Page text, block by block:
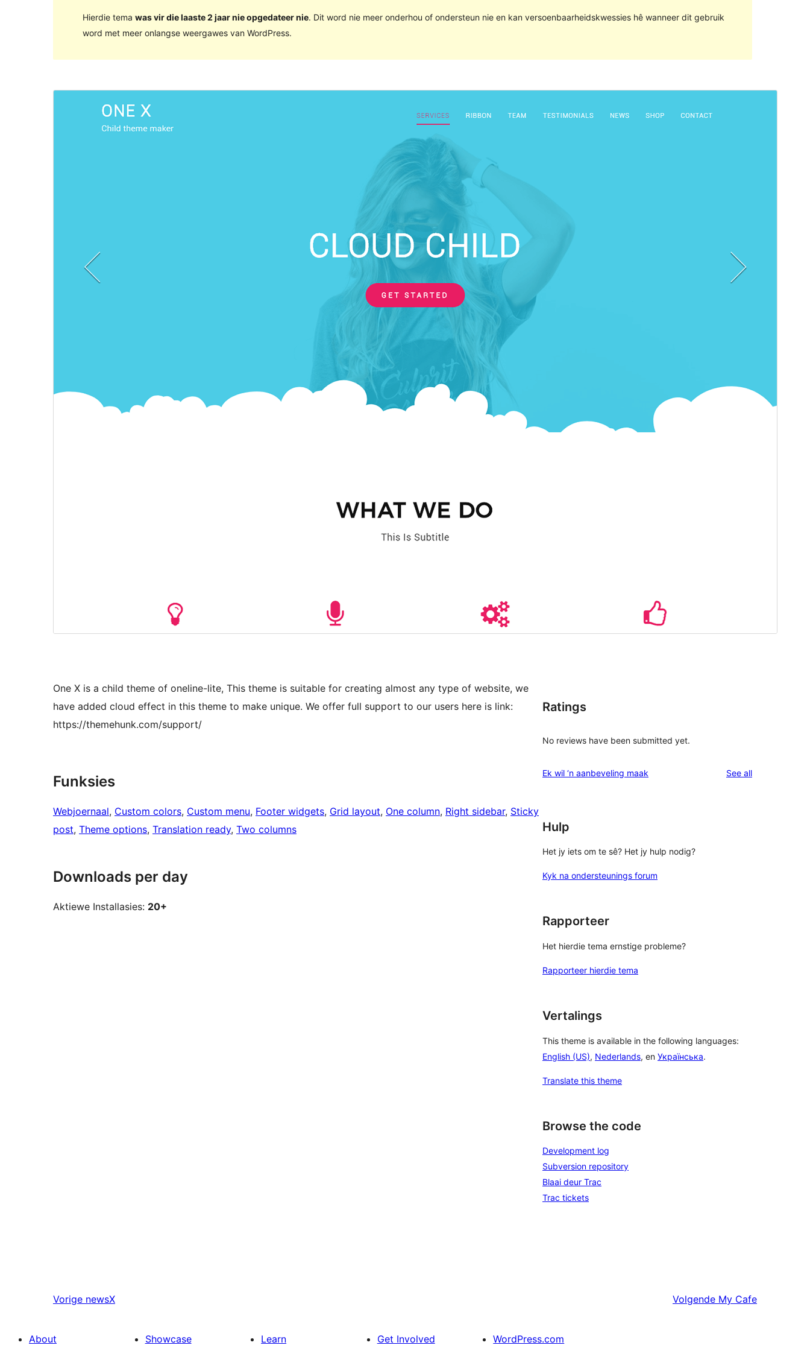
Hierdie tema was vir die laaste 2 jaar nie opgedateer nie. Dit word nie meer onderhou of ondersteun nie en kan versoenbaarheidskwessies hê wanneer dit gebruik
word met meer onlangse weergawes van WordPress.
One X is a child theme of oneline-lite, This theme is suitable for creating almost any type of website, we
have added cloud effect in this theme to make unique. We offer full support to our users here is link:
https://themehunk.com/support/
Funksies
Webjoernaal, Custom colors, Custom menu, Footer widgets, Grid layout, One column, Right sidebar, Sticky
post, Theme options, Translation ready, Two columns
Downloads per day
Aktiewe Installasies: 20+
Ratings
No reviews have been submitted yet.
Ek wil ‘n aanbeveling maak See allreviews
Hulp
Het jy iets om te sê? Het jy hulp nodig?
Kyk na ondersteunings forum
Rapporteer
Het hierdie tema ernstige probleme?
Rapporteer hierdie tema
Vertalings
This theme is available in the following languages:
English (US), Nederlands, en Українська.
Translate this theme
Browse the code
Development log
Subversion repository
Blaai deur Trac
Trac tickets
Vorige newsX Volgende My Cafe
About Showcase Learn Get Involved WordPress.com